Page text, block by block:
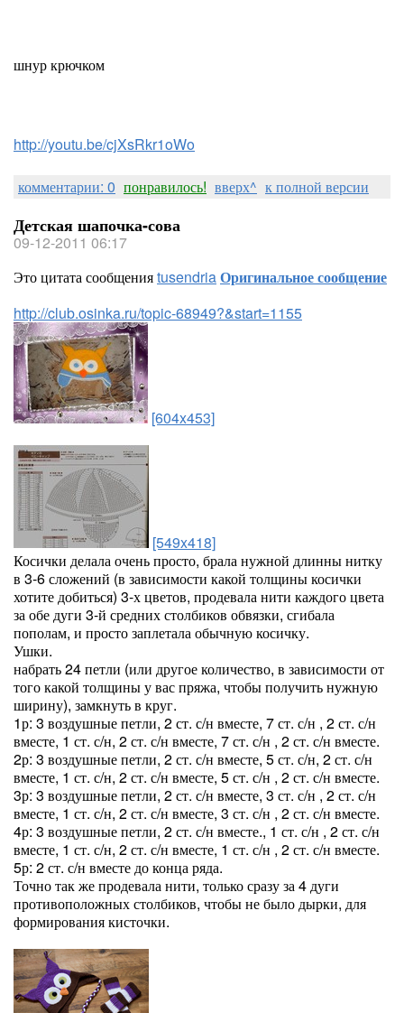
шнур крючком
http://youtu.be/cjXsRkr1oWo
комментарии: 0 понравилось! вверх^ к полной версии
Детская шапочка-сова
09-12-2011 06:17
Это цитата сообщенияtusendriaОригинальное сообщение
http://club.osinka.ru/topic-68949?&start=1155
[604x453]
[549x418]
Косички делала очень просто, брала нужной длинны нитку
в 3-6 сложений (в зависимости какой толщины косички
хотите добиться) 3-х цветов, продевала нити каждого цвета
за обе дуги 3-й средних столбиков обвязки, сгибала
пополам, и просто заплетала обычную косичку.
Ушки.
набрать 24 петли (или другое количество, в зависимости от
того какой толщины у вас пряжа, чтобы получить нужную
ширину), замкнуть в круг.
1р: 3 воздушные петли, 2 ст. с/н вместе, 7 ст. с/н , 2 ст. с/н
вместе, 1 ст. с/н, 2 ст. с/н вместе, 7 ст. с/н , 2 ст. с/н вместе.
2р: 3 воздушные петли, 2 ст. с/н вместе, 5 ст. с/н, 2 ст. с/н
вместе, 1 ст. с/н, 2 ст. с/н вместе, 5 ст. с/н , 2 ст. с/н вместе.
3р: 3 воздушные петли, 2 ст. с/н вместе, 3 ст. с/н , 2 ст. с/н
вместе, 1 ст. с/н, 2 ст. с/н вместе, 3 ст. с/н , 2 ст. с/н вместе.
4р: 3 воздушные петли, 2 ст. с/н вместе., 1 ст. с/н , 2 ст. с/н
вместе, 1 ст. с/н, 2 ст. с/н вместе, 1 ст. с/н , 2 ст. с/н вместе.
5р: 2 ст. с/н вместе до конца ряда.
Точно так же продевала нити, только сразу за 4 дуги
противоположных столбиков, чтобы не было дырки, для
формирования кисточки.